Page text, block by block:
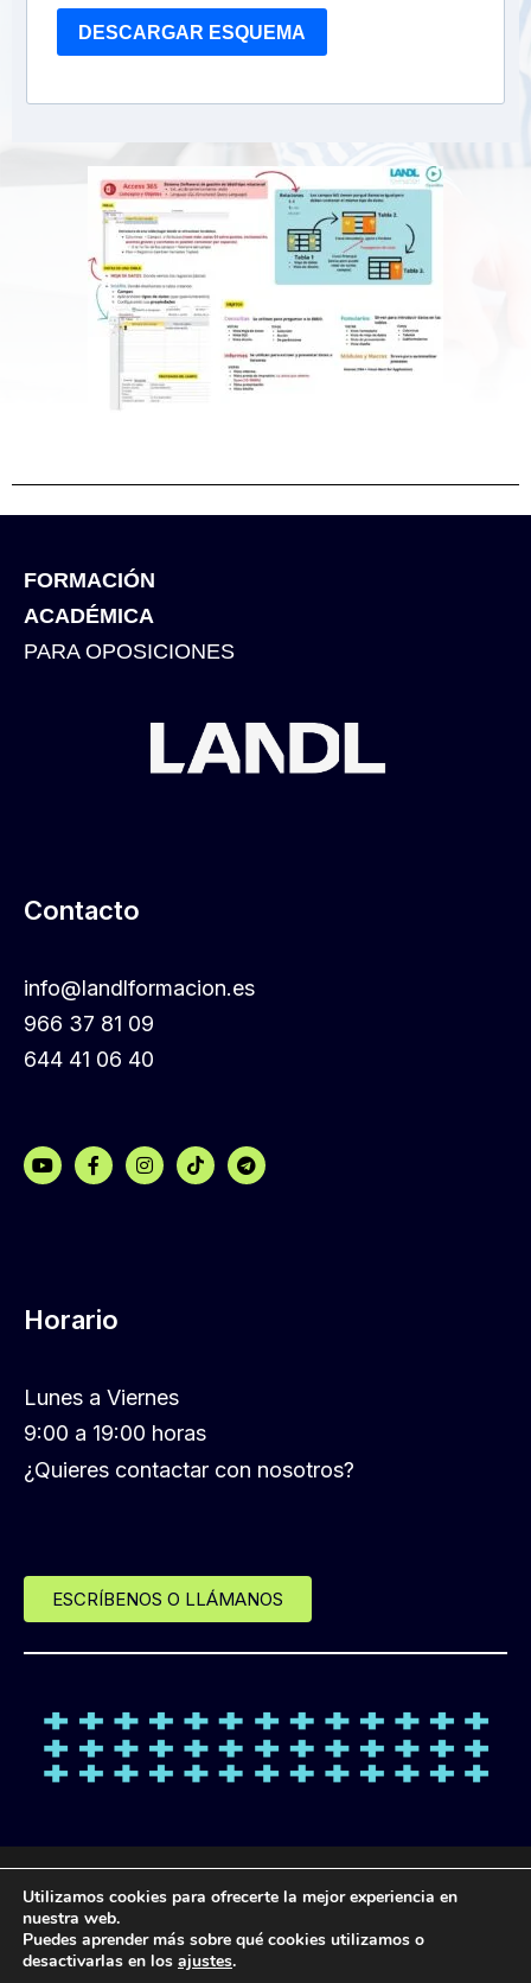
DESCARGAR ESQUEMA
FORMACIÓN
ACADÉMICA
PARA OPOSICIONES
Contacto
info@landlformacion.es
966 37 81 09
644 41 06 40
Horario
Lunes a Viernes
9:00 a 19:00 horas
¿Quieres contactar con nosotros?
ESCRÍBENOS O LLÁMANOS
© Desde 2013 LANDL FORMACIÓN
POLÍTICA DE
POLÍTICA DE
POLÍTICA DE
Utilizamos cookies para ofrecerte la mejor experiencia en
nuestra web.
Puedes aprender más sobre qué cookies utilizamos o
desactivarlas en los ajustes.